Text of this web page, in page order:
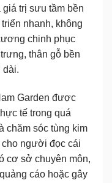
giá trị sưu tầm bền
nhanh, không
chinh phục
thân gỗ bền
dài.
Garden được
tế trong quá
chăm sóc tùng kim
cho người đọc cái
cơ sở chuyên môn,
cáo hoặc gây